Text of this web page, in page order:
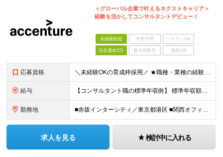
＜グローバル企業で叶えるネクストキャリア＞
経験を活かしてコンサルタントデビュー！
未経験歓迎 学歴不問 ベテランOK
完全週休2日 賞与複数月 面接1回
応募資格 ＼未経験OKの育成枠採用／ ★職種・業種の経験は不問です！ ■大卒以上 ■35歳未満の方（長期キャリア形成のための例外事由 3号のイ） 第二新卒をはじめ、子育てなどのブランクを経て再度キャリアを築き
給与 【コンサルタント職の標準年収例】 標準年収額：6,630,000円（個人/法人業績賞与および各種手当を含んだ場合の理論値） 年額基本給：4,800,000円、月額基本給：400,000円（年額基本給1
勤務地 ■赤坂インターシティ／東京都港区 ■関西オフィス／大阪府大阪市北区 ■アクセンチュア・イノベーションセンター北海道／北海道札幌市 ■アクセンチュア・アドバンスト・テクノロジーセンター仙台／宮城県仙台市
求人を見る 検討中に入れる